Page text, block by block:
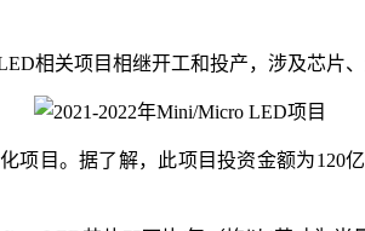
相关项目相继开工和投产，涉及芯片
项目。据了解，此项目投资金额为